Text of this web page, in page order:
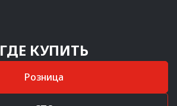
ГДЕ КУПИТЬ
Розница